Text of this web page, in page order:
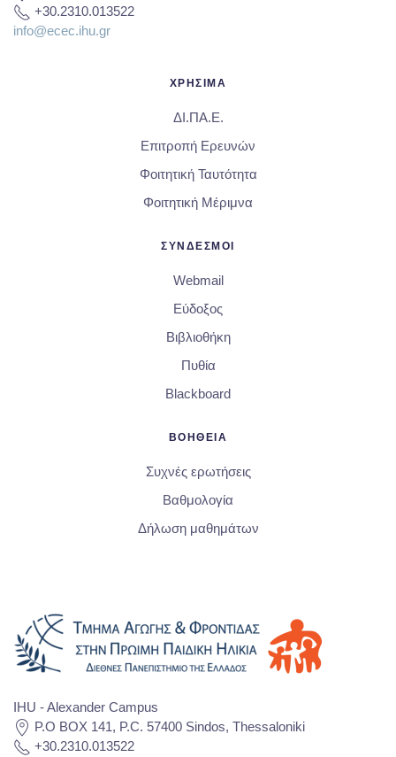
+30.2310.013522
info@ecec.ihu.gr
ΧΡΗΣΙΜΑ
ΔΙ.ΠΑ.Ε.
Επιτροπή Ερευνών
Φοιτητική Ταυτότητα
Φοιτητική Μέριμνα
ΣΥΝΔΕΣΜΟΙ
Webmail
Εύδοξος
Βιβλιοθήκη
Πυθία
Blackboard
ΒΟΗΘΕΙΑ
Συχνές ερωτήσεις
Βαθμολογία
Δήλωση μαθημάτων
IHU - Alexander Campus
P.O BOX 141, P.C. 57400 Sindos, Thessaloniki
+30.2310.013522